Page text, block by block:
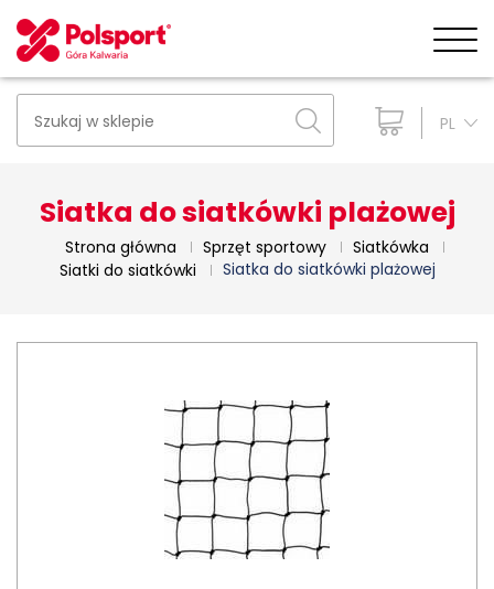
PL
Siatka do siatkówki plażowej
Strona główna Sprzęt sportowy
Siatkówka
Siatki do siatkówki
Siatka do siatkówki plażowej